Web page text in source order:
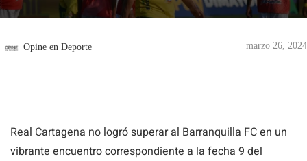
Opine en Deporte marzo 26, 2024
Real Cartagena no logró superar al Barranquilla FC en un
vibrante encuentro correspondiente a la fecha 9 del